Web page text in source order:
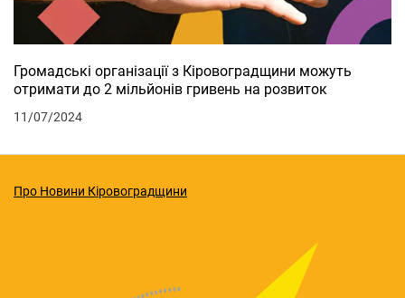
Громадські організації з Кіровоградщини можуть
отримати до 2 мільйонів гривень на розвиток
11/07/2024
Про Новини Кіровоградщини